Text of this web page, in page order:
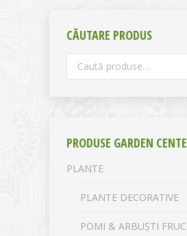
CĂUTARE PRODUS
PRODUSE GARDEN
PLANTE
PLANTE DECORATIVE
POMI & ARBUȘTI